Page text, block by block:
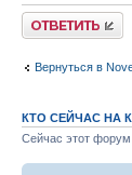
Ответить
Вернуться в
КТО СЕЙЧАС НА
Сейчас этот форум